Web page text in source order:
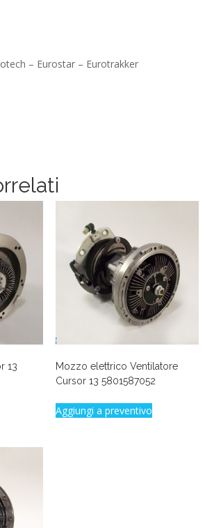
– Eurostar – Eurotrakker
13
Mozzo elettrico Ventilatore
Cursor 13 5801587052
Aggiungi a preventivo